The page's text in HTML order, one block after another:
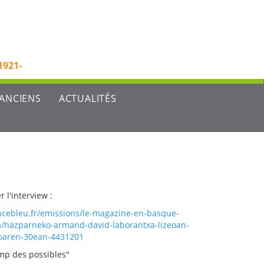
ACTUALITÉS
l'interview :
emissions/le-magazine-en-basque-
hazparneko-armand-david-laborantxa-lizeoan-
30ean-4431201
des possibles"